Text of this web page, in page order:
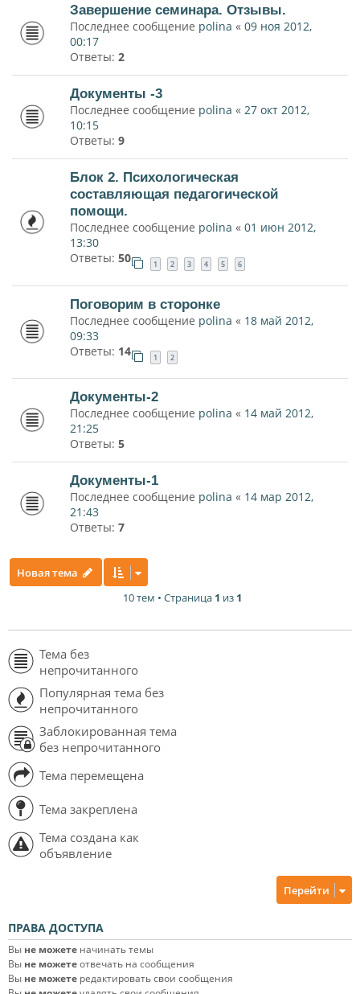
Завершение семинара. Отзывы.
Последнее сообщение polina « 09 ноя 2012,
00:17
Ответы: 2
Документы -3
Последнее сообщение polina « 27 окт 2012,
10:15
Ответы: 9
Блок 2. Психологическая
составляющая педагогической
помощи.
Последнее сообщение polina « 01 июн 2012,
13:30
Ответы: 50 1 2 3 4 5 6
Поговорим в сторонке
Последнее сообщение polina « 18 май 2012,
09:33
Ответы: 14 1 2
Документы-2
Последнее сообщение polina « 14 май 2012,
21:25
Ответы: 5
Документы-1
Последнее сообщение polina « 14 мар 2012,
21:43
Ответы: 7
Новая тема
10 тем • Страница 1 из 1
Тема без
непрочитанного
Популярная тема без
непрочитанного
Заблокированная тема
без непрочитанного
Тема перемещена
Тема закреплена
Тема создана как
объявление
Перейти
ПРАВА ДОСТУПА
Вы не можете начинать темы
Вы не можетеотвечать на сообщения
Вы не можете редактировать свои сообщения